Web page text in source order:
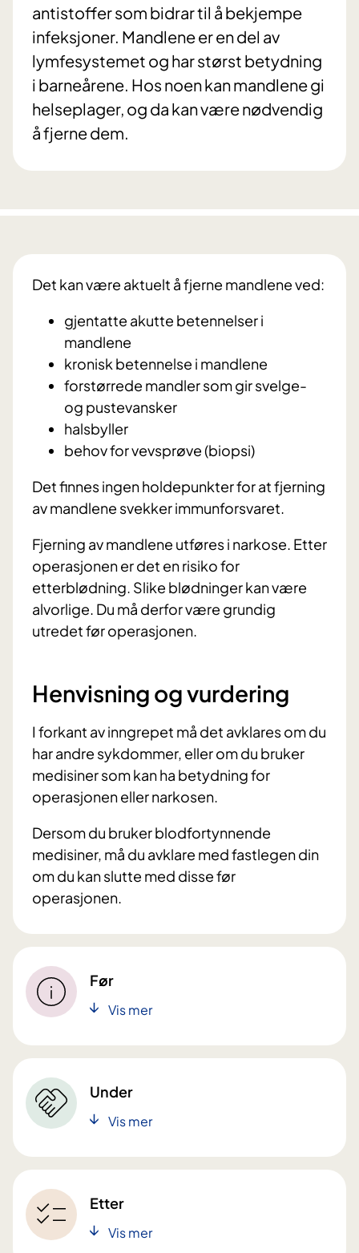
antistoffer som bidrar til å bekjempe
infeksjoner. Mandlene er en del av
lymfesystemet og har størst betydning
i barneårene. Hos noen kan mandlene gi
helseplager, og da kan være nødvendig
å fjerne dem.
Det kan være aktuelt å fjerne mandlene ved:
gjentatte akutte betennelser i
mandlene
kronisk betennelse i mandlene
forstørrede mandler som gir svelge-
og pustevansker
halsbyller
behov for vevsprøve (biopsi)
Det finnes ingen holdepunkter for at fjerning
av mandlene svekker immunforsvaret.
Fjerning av mandlene utføres i narkose. Etter
operasjonen er det en risiko for
etterblødning. Slike blødninger kan være
alvorlige. Du må derfor være grundig
utredet før operasjonen.
Henvisning og vurdering
I forkant av inngrepet må det avklares om du
har andre sykdommer, eller om du bruker
medisiner som kan ha betydning for
operasjonen eller narkosen.
Dersom du bruker blodfortynnende
medisiner, må du avklare med fastlegen din
om du kan slutte med disse før
operasjonen.
Før
Vis mer
Under
Vis mer
Etter
Vis mer